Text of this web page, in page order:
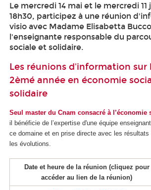
Le mercredi 14 mai et le mercredi 11
18h30, participez à une réunion
visio avec Madame Elisabetta
l'enseignante responsable du
sociale et solidaire.
Les réunions d'information sur
2èmé année en économie
solidaire
Seul master du Cnam consacré à l’économie
il bénéficie de l’expertise d'une équipe
ce domaine et en prise directe avec les
les évolutions.
Date et heure de la réunion (cliquez pour
accéder au lien de la réunion)